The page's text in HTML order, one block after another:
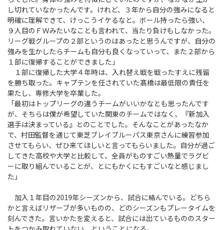
し切れていなかったんです。けれど、３年から自分の強みになると
明確に理解できて、けっこうイケるなと。ボール持ったら強い、
９人目のＦＷみたいなことも言われて、当たり負けもしなかった。
リーグ戦グループの２部というのはあったと思うんですが、自分の
強みを生かしたらチームも自分も良くなっていって、また２部から
１部に復帰することができました」
１部に復帰した大学４年時は、入れ替え戦を戦ったすえに残留
を勝ち取った。キャプテンを任されていた髙橋は最低限の責任を
果たし、専修大学を卒業した。
「最初はトップリーグの違うチームがいいかなとも思ったんです
が、そちらは僕が希望していた関東のチームではなく、『新加入
選手は決まっている』とのことでした。そんなことがあったなか
で、村田監督を通じて東芝ブレイブルーパス東京さんに練習参加
させてもらい、ぜひ来てほしいと言ってもらいました。自分が過ご
してきた高校や大学と比較して、全員がものすごい熱量でラグビ
ーに取り組んでいることが、とにもかくにもすごいなと感じまし
た」
加入１年目の2019年シーズンから、試合に絡んでいる。どちら
かと言えばリザーブが多いものの、どのシーズンもプレータイムを
刻んできた。言いかたを変えると、試合には出ているもののスター